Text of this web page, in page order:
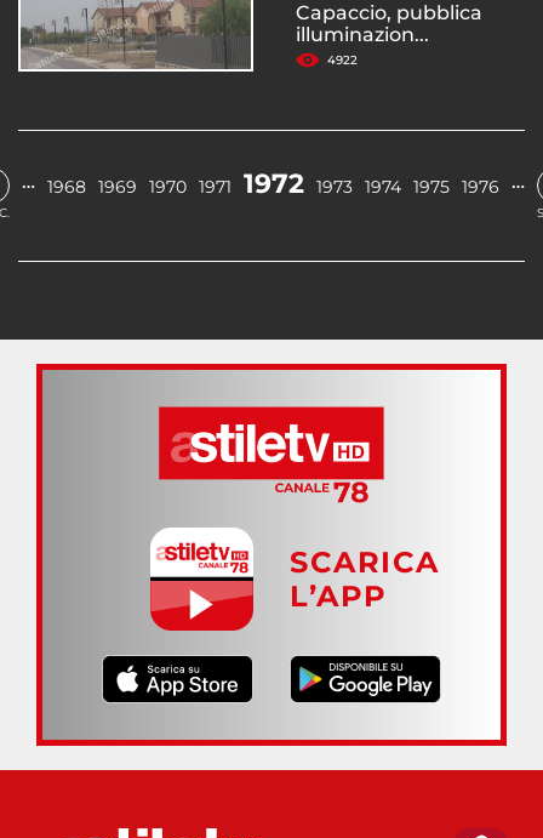
Capaccio, pubblica
illuminazion...
4922
… 1968 1969 1970 1971 1972 1973 1974 1975 1976 …
SCARICA
L’APP